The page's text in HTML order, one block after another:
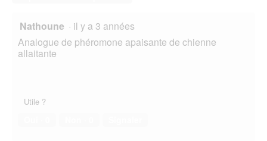
Nathoune · il y a 3 années
Analogue de phéromone apaisante de chienne
allaitante
Utile ?